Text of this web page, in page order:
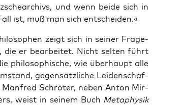
und wenn bei­de sich in
ist, muß man sich entscheiden.«
zeigt sich in sei­ner Fra­ge­
die er bear­bei­tet. Nicht sel­ten führt
phi­lo­so­phi­sche, wie über­haupt alle
gegen­sätz­li­che Lei­den­schaf­
Man­fred Schrö­ter, neben Anton Mir­
weist in sei­nem Buch Meta­phy­sik